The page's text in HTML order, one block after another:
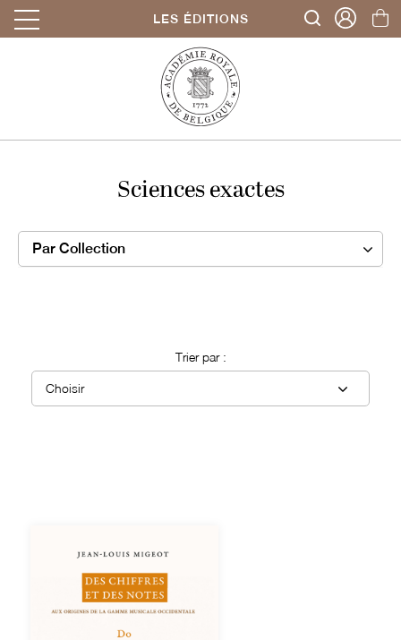
LES ÉDITIONS
Sciences exactes
Par Collection
Trier par :
Choisir